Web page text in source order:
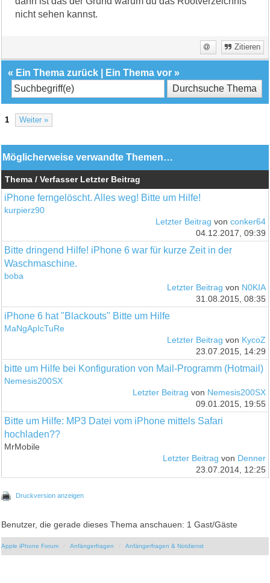
nicht sehen kannst.
Zitieren
« Ein Thema zurück Ein Thema vor »
1 Weiter »
Möglicherweise verwandte Themen…
Thema / Verfasser Letzter Beitrag
iPhone ferngelöscht. Alles weg! Bitte um Hilfe!
kurpierz90
Letzter Beitrag von conker64
04.12.2017, 09:39
Bitte dringend Hilfe! iPhone 6 war für kurze Zeit in der
Waschmaschine.
boba
Letzter Beitrag von N0KIA
31.08.2015, 08:35
iPhone 6 hat "Blackouts" Bitte um Hilfe
MaNgApIcTuRe
Letzter Beitrag von KycoZ
23.07.2015, 14:29
bitte um Hilfe bei Konfiguration von Mail-Programm (Hotmail)
Nemesis200SX
Letzter Beitrag von Nemesis200SX
09.01.2015, 19:55
Bitte um Hilfe: MP3 Datei vom iPhone mittels Safari
hochladen??
MrMobile
Letzter Beitrag von Denner
23.07.2014, 12:25
Druckversion anzeigen
Benutzer, die gerade dieses Thema anschauen: 1 Gast/Gäste
Apple iPhone Forum Anfängerfragen Anfängerfragen & Notdienst